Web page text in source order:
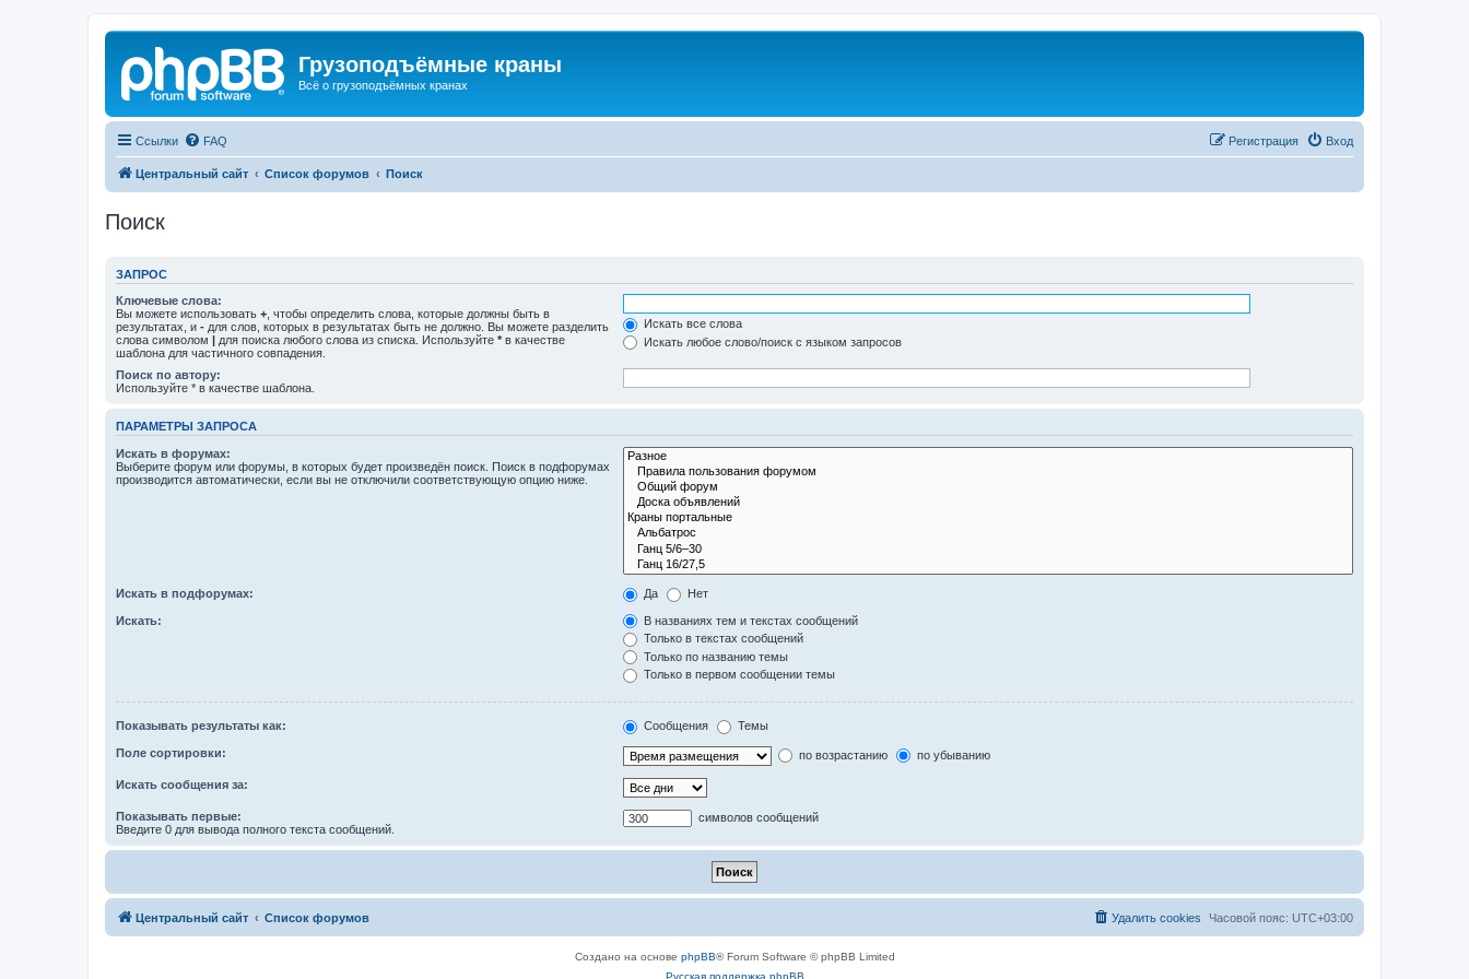
Грузоподъёмные краны
Всё о грузоподъёмных кранах
Ссылки FAQ Вход
Регистрация
Центральный сайт Список форумов Поиск
Поиск
ЗАПРОС
Ключевые слова:
Вы можете использовать + , чтобы определить слова, которые должны быть в
результатах, и - для слов, которых в результатах быть не должно. Вы можете разделить
слова символом | для поиска любого слова из списка. Используйте * в качестве
шаблона для частичного совпадения.
Искать все слова
Искать любое слово/поиск с языком запросов
Поиск по автору:
Используйте * в качестве шаблона.
ПАРАМЕТРЫ ЗАПРОСА
Искать в форумах:
Выберите форум или форумы, в которых будет произведён поиск. Поиск в подфорумах
производится автоматически, если вы не отключили соответствующую опцию ниже.
Искать в подфорумах: Да Нет
Искать:
В названиях тем и текстах сообщений
Только в текстах сообщений
Только по названию темы
Только в первом сообщении темы
Показывать результаты как: Сообщения Темы
Поле сортировки: по возрастанию по убыванию
Искать сообщения за:
Показывать первые:
Введите 0 для вывода полного текста сообщений.
символов сообщений
Центральный сайт Список форумов Часовой пояс: UTC+03:00
Удалить cookies
Создано на основе phpBB® Forum Software © phpBB Limited
Русская поддержка phpBB